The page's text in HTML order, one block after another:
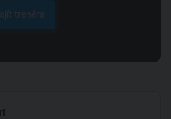
trenéra